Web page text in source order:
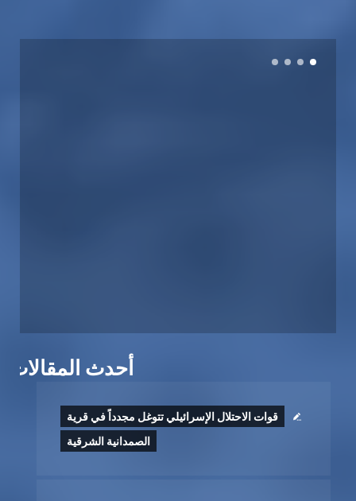
أحدث المقالات
قوات الاحتلال الإسرائيلي تتوغل مجدداً في قرية
الصمدانية الشرقية